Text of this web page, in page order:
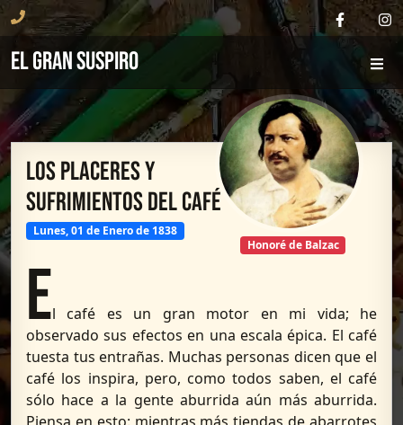
El Gran Suspiro
Honoré de Balzac
Los Placeres y
Sufrimientos del Café
Lunes, 01 de Enero de 1838
El café es un gran motor en mi vida; he
observado sus efectos en una escala épica. El café
tuesta tus entrañas. Muchas personas dicen que el
café los inspira, pero, como todos saben, el café
sólo hace a la gente aburrida aún más aburrida.